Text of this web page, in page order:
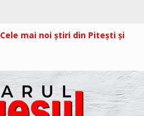
Cele mai noi știri din Pitești și